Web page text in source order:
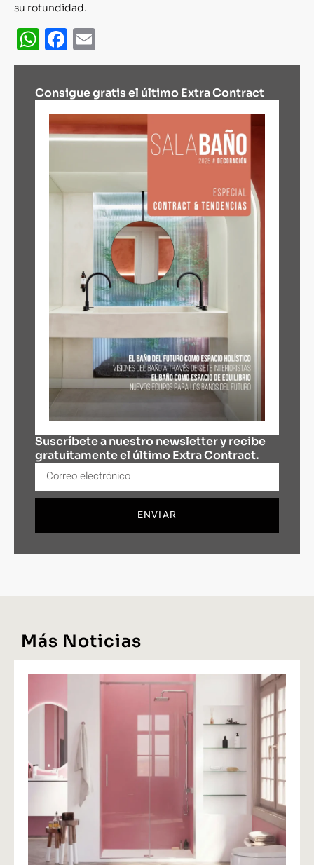
su rotundidad.
WhatsApp
Facebook
Consigue gratis el último Extra Contract
Suscríbete a nuestro newsletter y recibe
gratuitamente el último Extra Contract.
ENVIAR
Más Noticias